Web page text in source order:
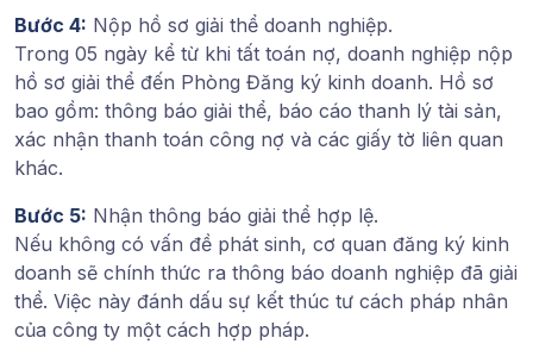
Bước 4: Nộp hồ sơ giải thể doanh nghiệp.
Trong 05 ngày kể từ khi tất toán nợ, doanh nghiệp nộp
hồ sơ giải thể đến Phòng Đăng ký kinh doanh. Hồ sơ
bao gồm: thông báo giải thể, báo cáo thanh lý tài sản,
xác nhận thanh toán công nợ và các giấy tờ liên quan
khác.
Bước 5: Nhận thông báo giải thể hợp lệ.
Nếu không có vấn đề phát sinh, cơ quan đăng ký kinh
doanh sẽ chính thức ra thông báo doanh nghiệp đã giải
thể. Việc này đánh dấu sự kết thúc tư cách pháp nhân
của công ty một cách hợp pháp.